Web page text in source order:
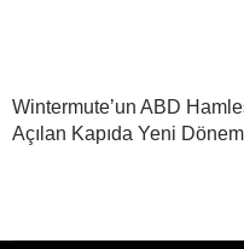
Wintermute’un ABD
Açılan Kapıda Yeni Dönem